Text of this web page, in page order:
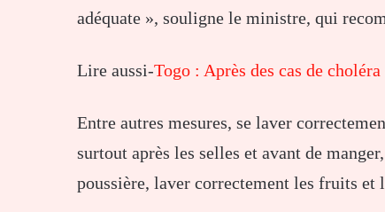
adéquate », souligne le ministre, qui
Lire aussi-Togo : Après des cas de
Entre autres mesures, se laver
surtout après les selles et avant de
poussière, laver correctement les fruits et